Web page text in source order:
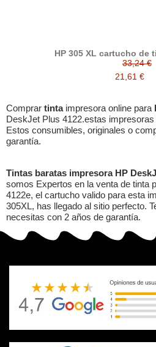
HP 305 XL cartucho de
33,24 €
21,61 €
Comprar tintaimpresora online para
DeskJet Plus 4122.estas
Estos consumibles, originales o
garantía.
Tintas baratas impresora HP
somos Expertos en la venta de tinta
4122e, el cartucho valido para esta
305XL, has llegado al sitio perfecto.
necesitas con 2 años de garantía.